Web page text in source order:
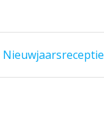
Volgend
Nieuwjaarsreceptie